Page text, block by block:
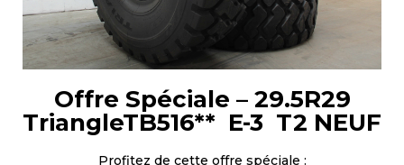
Offre Spéciale – 29.5R29
TriangleTB516** E-3 T2 NEUF
Profitez de cette offre spéciale :